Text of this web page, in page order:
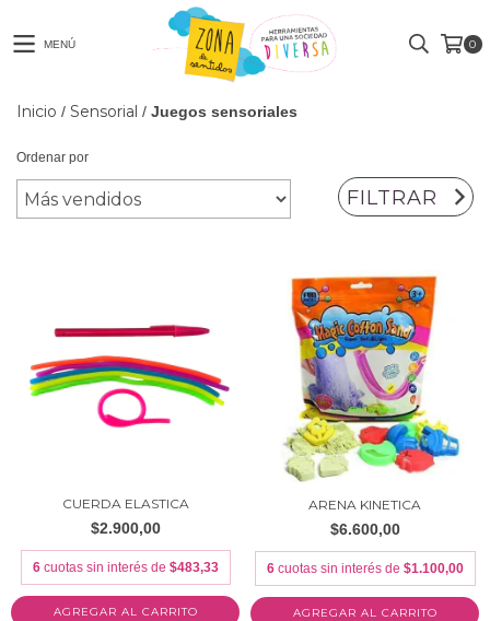
MENÚ 0
Inicio / Sensorial / Juegos sensoriales
Ordenar por
FILTRAR
CUERDA ELASTICA
$2.900,00
6 cuotas sin interés de $483,33
ARENA KINETICA
$6.600,00
6 cuotas sin interés de $1.100,00
AGREGAR AL CARRITO